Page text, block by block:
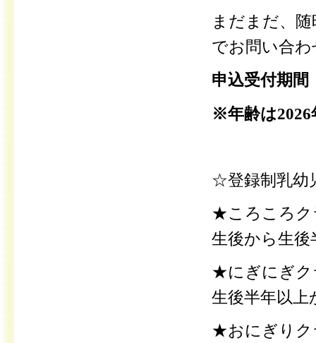
まだまだ、
でお問い合
申込受付期
※年齢は2026
☆登録制乳幼
★ころころク
生後から生後
★にぎにぎク
生後半年以上
★おにぎりク